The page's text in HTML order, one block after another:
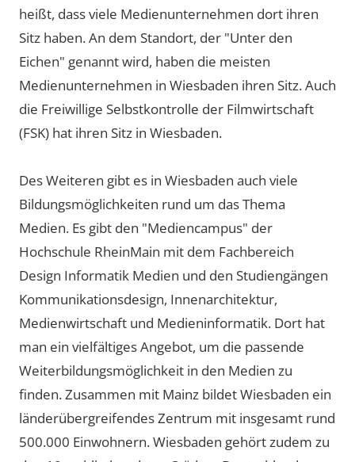
heißt, dass viele Medienunternehmen dort ihren
Sitz haben. An dem Standort, der "Unter den
Eichen" genannt wird, haben die meisten
Medienunternehmen in Wiesbaden ihren Sitz. Auch
die Freiwillige Selbstkontrolle der Filmwirtschaft
(FSK) hat ihren Sitz in Wiesbaden.
Des Weiteren gibt es in Wiesbaden auch viele
Bildungsmöglichkeiten rund um das Thema
Medien. Es gibt den "Mediencampus" der
Hochschule RheinMain mit dem Fachbereich
Design Informatik Medien und den Studiengängen
Kommunikationsdesign, Innenarchitektur,
Medienwirtschaft und Medieninformatik. Dort hat
man ein vielfältiges Angebot, um die passende
Weiterbildungsmöglichkeit in den Medien zu
finden. Zusammen mit Mainz bildet Wiesbaden ein
länderübergreifendes Zentrum mit insgesamt rund
500.000 Einwohnern. Wiesbaden gehört zudem zu